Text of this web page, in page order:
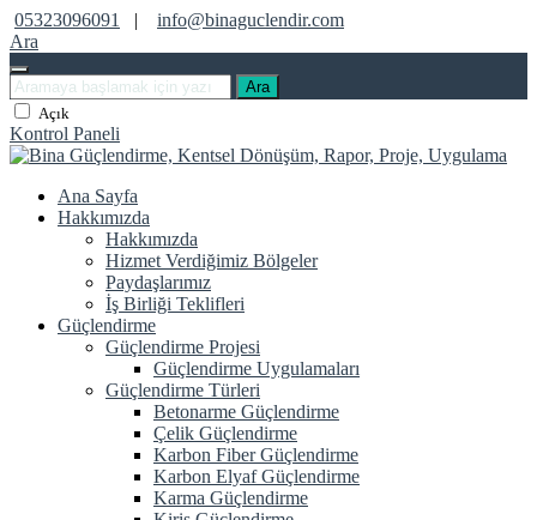
05323096091 |
info@binaguclendir.com
Ara
Ara
Açık
Kontrol Paneli
Ana Sayfa
Hakkımızda
Hakkımızda
Hizmet Verdiğimiz Bölgeler
Paydaşlarımız
İş Birliği Teklifleri
Güçlendirme
Güçlendirme Projesi
Güçlendirme Uygulamaları
Güçlendirme Türleri
Betonarme Güçlendirme
Çelik Güçlendirme
Karbon Fiber Güçlendirme
Karbon Elyaf Güçlendirme
Karma Güçlendirme